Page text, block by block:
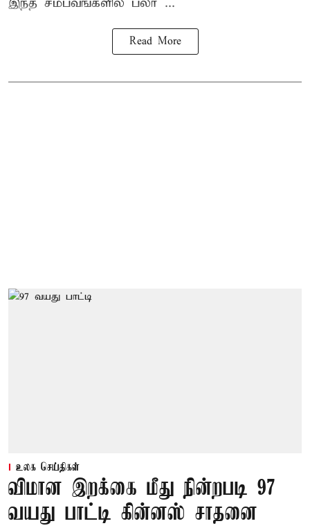
Read More
உலக செய்திகள்
விமான இறக்கை மீது நின்றபடி 97
வயது பாட்டி கின்னஸ் சாதனை